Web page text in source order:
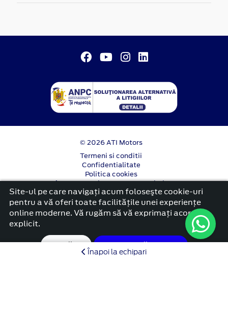
Înapoi la echipari
© 2026 ATI Motors
Termeni si conditii
Confidentialitate
Politica cookies
Anunț începere proiect ”PNRR. Fonduri pentru
România modernă și reformată”.
platformă dezvoltată de Workleto
Site-ul pe care navigați acum foloseşte cookie-uri
pentru a vă oferi toate facilitățile unei experiențe
online moderne. Vă rugăm să vă exprimați acordul
explicit.
Setări
Acceptă cookie